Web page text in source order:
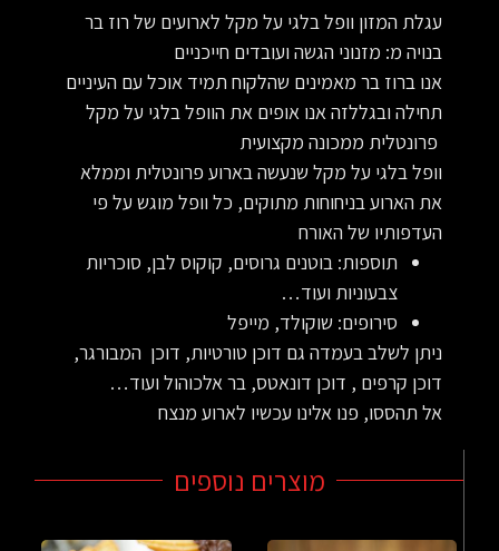
עגלת המזון וופל בלגי על מקל לארועים של רוז בר
בנויה מ: מזנוני הגשה ועובדים חייכניים
אנו ברוז בר מאמינים שהלקוח תמיד אוכל עם העיניים
תחילה ובגללזה אנו אופים את הוופל בלגי על מקל
פרונטלית ממכונה מקצועית
וופל בלגי על מקל שנעשה בארוע פרונטלית וממלא
את הארוע בניחוחות מתוקים, כל וופל מוגש על פי
העדפותיו של האורח
תוספות: בוטנים גרוסים, קוקוס לבן, סוכריות
צבעוניות ועוד…
סירופים: שוקולד, מייפל
ניתן לשלב בעמדה גם דוכן טורטיות, דוכן המבורגר,
דוכן קרפים , דוכן דונאטס, בר אלכוהול ועוד…
אל תהססו, פנו אלינו עכשיו לארוע מנצח
מוצרים נוספים